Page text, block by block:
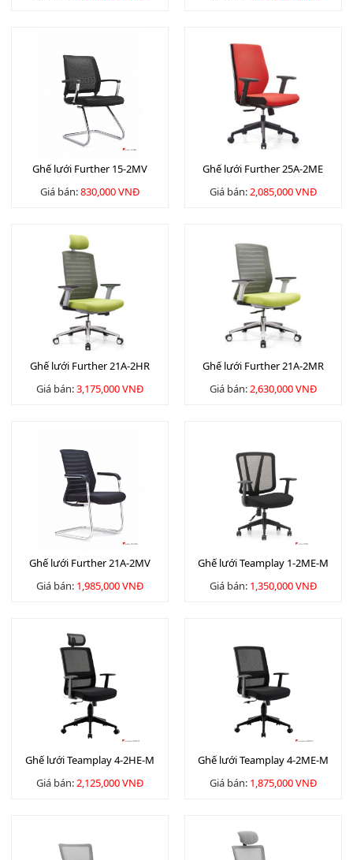
Ghế lưới Further 15-2MV
Giá bán:830,000 VNĐ
Ghế lưới Further 25A-2ME
Giá bán:2,085,000 VNĐ
Ghế lưới Further 21A-2HR
Giá bán:3,175,000 VNĐ
Ghế lưới Further 21A-2MR
Giá bán:2,630,000 VNĐ
Ghế lưới Further 21A-2MV
Giá bán: 1,985,000 VNĐ
Ghế lưới Teamplay 1-2ME-M
Giá bán: 1,350,000 VNĐ
Ghế lưới Teamplay 4-2HE-M
Giá bán:2,125,000 VNĐ
Ghế lưới Teamplay 4-2ME-M
Giá bán: 1,875,000 VNĐ